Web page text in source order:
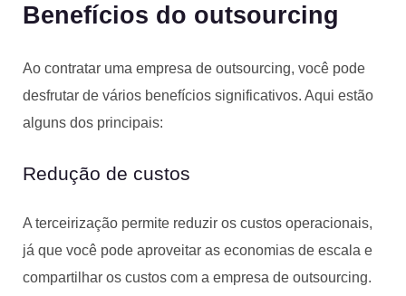
Benefícios do outsourcing
Ao contratar uma empresa de outsourcing, você pode
desfrutar de vários benefícios significativos. Aqui estão
alguns dos principais:
Redução de custos
A terceirização permite reduzir os custos operacionais,
já que você pode aproveitar as economias de escala e
compartilhar os custos com a empresa de outsourcing.